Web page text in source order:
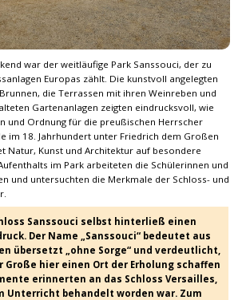
war der weitläufige Park Sanssouci, der zu
Europas zählt. Die kunstvoll angelegten
die Terrassen mit ihren Weinreben und
Gartenanlagen zeigten eindrucksvoll, wie
und Ordnung für die preußischen Herrscher
im 18. Jahrhundert unter Friedrich dem Großen
Natur, Kunst und Architektur auf besondere
im Park arbeiteten die Schülerinnen und
und untersuchten die Merkmale der Schloss- und
Sanssouci selbst hinterließ einen
Der Name „Sanssouci“ bedeutet aus
übersetzt „ohne Sorge“ und verdeutlicht,
Große hier einen Ort der Erholung schaffen
erinnerten an das Schloss Versailles,
Unterricht behandelt worden war. Zum